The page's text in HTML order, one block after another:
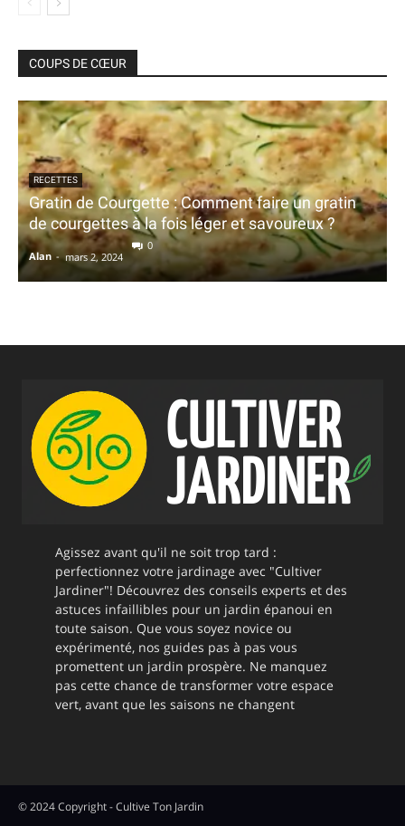
COUPS DE CŒUR
RECETTES
Gratin de Courgette : Comment faire un gratin
de courgettes à la fois léger et savoureux ?
Alan - mars 2, 2024
0
Agissez avant qu'il ne soit trop tard :
perfectionnez votre jardinage avec "Cultiver
Jardiner"! Découvrez des conseils experts et des
astuces infaillibles pour un jardin épanoui en
toute saison. Que vous soyez novice ou
expérimenté, nos guides pas à pas vous
promettent un jardin prospère. Ne manquez
pas cette chance de transformer votre espace
vert, avant que les saisons ne changent
© 2024 Copyright - Cultive Ton Jardin